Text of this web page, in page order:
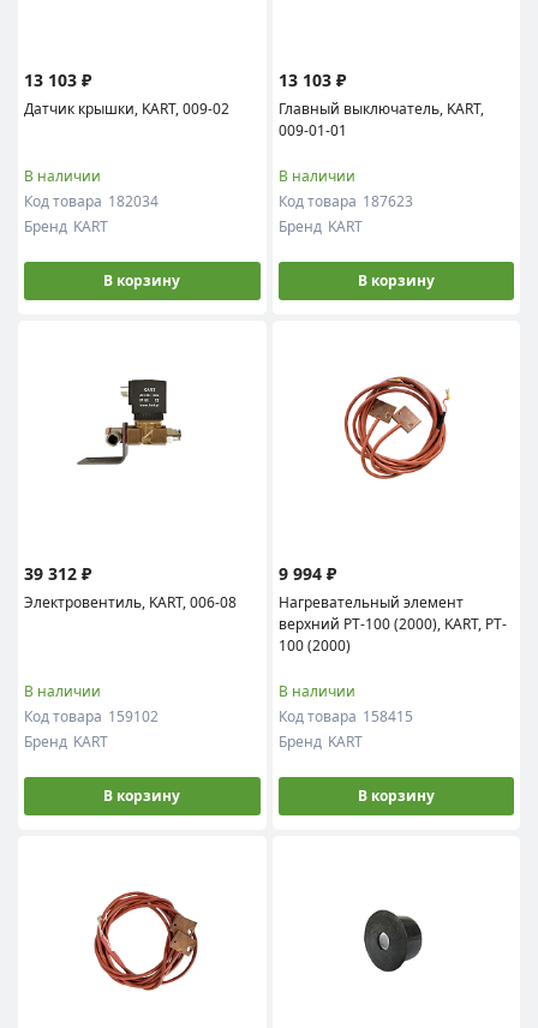
13 103 ₽
Датчик крышки, KART, 009-02
В наличии
Код товара 182034
Бренд KART
В корзину
13 103 ₽
Главный выключатель, KART,
009-01-01
В наличии
Код товара 187623
Бренд KART
В корзину
39 312 ₽
Электровентиль, KART, 006-08
В наличии
Код товара 159102
Бренд KART
В корзину
9 994 ₽
Нагревательный элемент
верхний PT-100 (2000), KART, PT-
100 (2000)
В наличии
Код товара 158415
Бренд KART
В корзину